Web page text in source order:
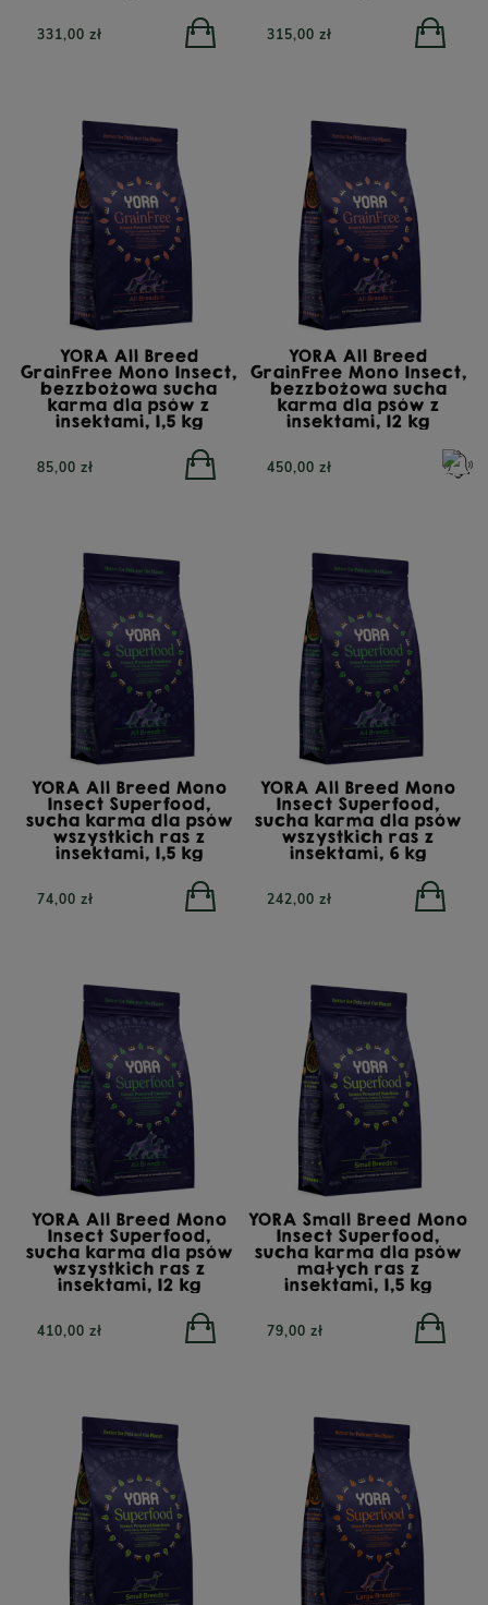
331,00 zł 315,00 zł
YORA All Breed
GrainFree Mono Insect,
bezzbożowa sucha
karma dla psów z
insektami, 1,5 kg
85,00 zł
YORA All Breed
GrainFree Mono Insect,
bezzbożowa sucha
karma dla psów z
insektami, 12 kg
450,00 zł
YORA All Breed Mono
Insect Superfood,
sucha karma dla psów
wszystkich ras z
insektami, 1,5 kg
74,00 zł
YORA All Breed Mono
Insect Superfood,
sucha karma dla psów
wszystkich ras z
insektami, 6 kg
242,00 zł
YORA All Breed Mono
Insect Superfood,
sucha karma dla psów
wszystkich ras z
insektami, 12 kg
410,00 zł
YORA Small Breed Mono
Insect Superfood,
sucha karma dla psów
małych ras z
insektami, 1,5 kg
79,00 zł